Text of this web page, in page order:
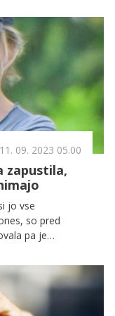
tablet, bi vsaka
pa se
11. 09. 2023 05.00
zapustila,
jo vse
so pred
pa je